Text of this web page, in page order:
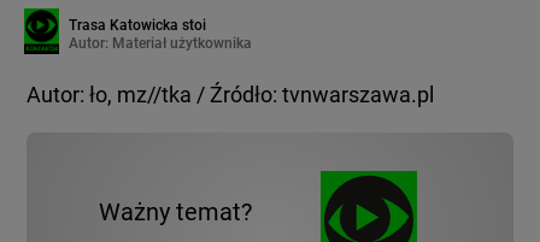
Trasa Katowicka stoi
Autor: Materiał użytkownika
Autor: ło, mz//tka / Źródło: tvnwarszawa.pl
Ważny temat?